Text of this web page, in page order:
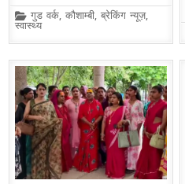
Posted
in
गुड वर्क,कौशाम्बी,ब्रेकिंग न्यूज़,
स्वास्थ्य